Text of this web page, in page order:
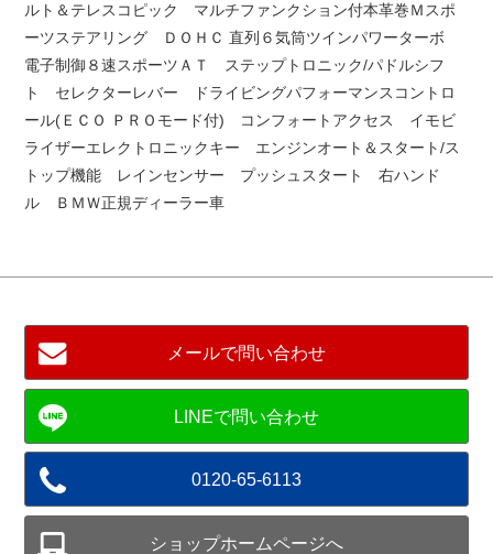
ルト＆テレスコピック マルチファンクション付本革巻Ｍスポ
ーツステアリング ＤＯＨＣ 直列６気筒ツインパワーターボ
電子制御８速スポーツＡＴ ステップトロニック/パドルシフ
ト セレクターレバー ドライビングパフォーマンスコントロ
ール(ＥＣＯ ＰＲＯモード付) コンフォートアクセス イモビ
ライザーエレクトロニックキー エンジンオート＆スタート/ス
トップ機能 レインセンサー プッシュスタート 右ハンド
ル ＢＭＷ正規ディーラー車
メールで問い合わせ
0120-65-6113
ショップホームページへ